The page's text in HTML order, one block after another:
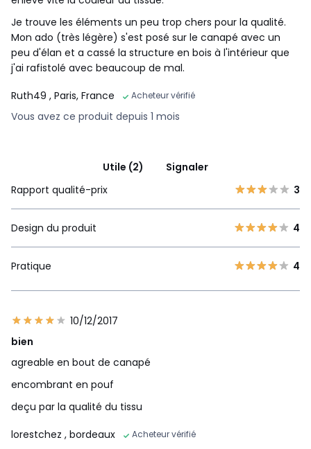
Je trouve les éléments un peu trop chers pour la qualité.
Mon ado (très légère) s'est posé sur le canapé avec un
peu d'élan et a cassé la structure en bois à l'intérieur que
j'ai rafistolé avec beaucoup de mal.
Ruth49 , Paris, France Acheteur vérifié
Vous avez ce produit depuis 1 mois
Utile (2)
Signaler
Rapport qualité-prix
3
Design du produit 4
Pratique 4
10/12/2017
bien
agreable en bout de canapé
encombrant en pouf
deçu par la qualité du tissu
lorestchez , bordeaux Acheteur vérifié